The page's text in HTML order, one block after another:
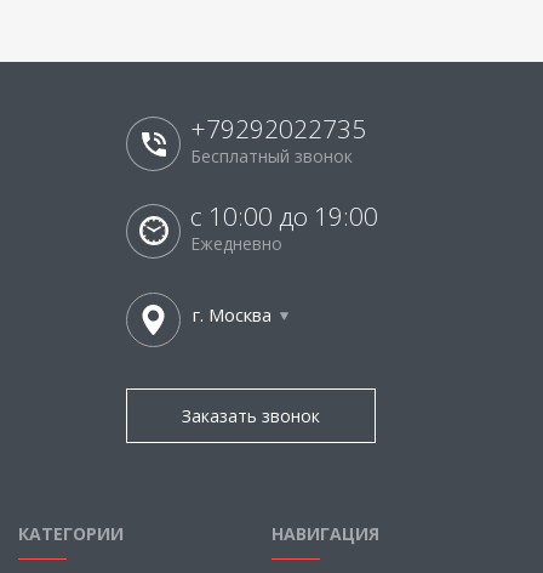
+79292022735
Бесплатный звонок
с 10:00 до 19:00
Ежедневно
г. Москва
Заказать звонок
КАТЕГОРИИ НАВИГАЦИЯ